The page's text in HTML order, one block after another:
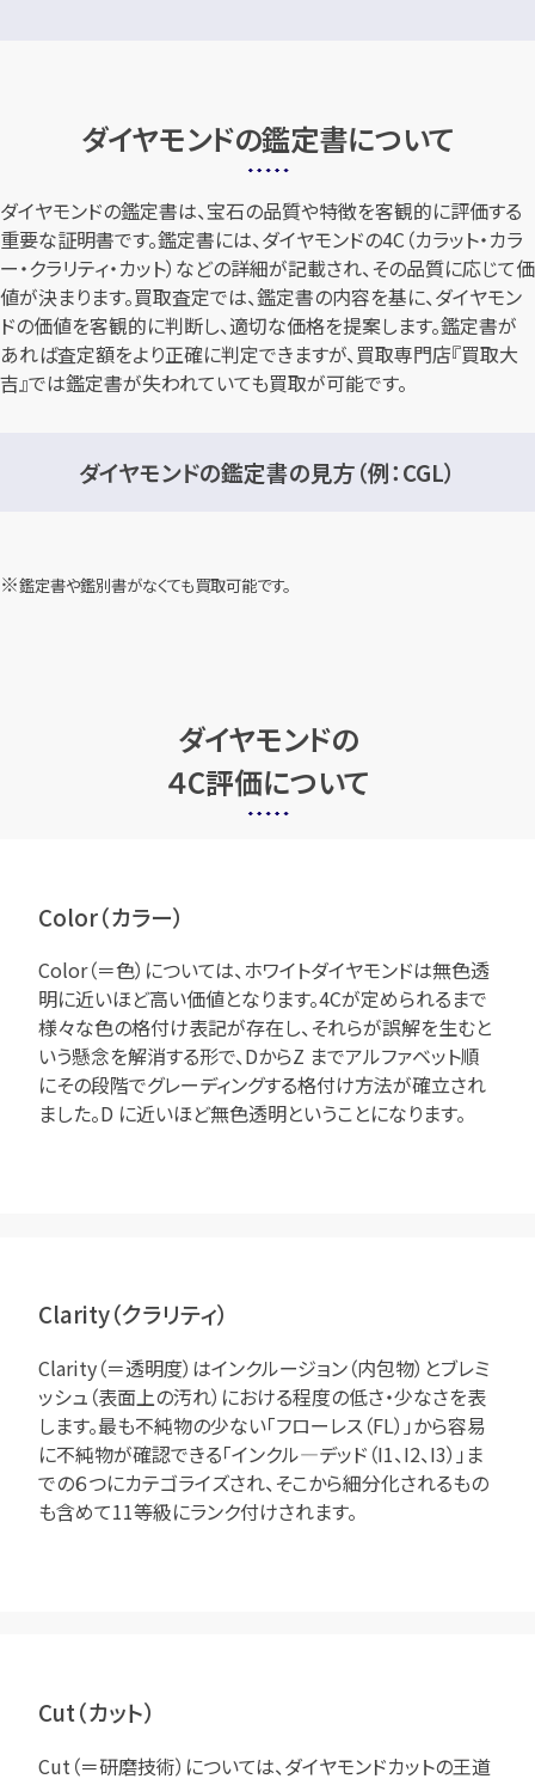
ダイヤモンドの鑑定書について
ダイヤモンドの鑑定書は、宝石の品質や特徴を客観的に評価する
重要な証明書です。鑑定書には、ダイヤモンドの4C（カラット・カラ
ー・クラリティ・カット）などの詳細が記載され、その品質に応じて価
値が決まります。買取査定では、鑑定書の内容を基に、ダイヤモン
ドの価値を客観的に判断し、適切な価格を提案します。鑑定書が
あれば査定額をより正確に判定できますが、買取専門店『買取大
吉』では鑑定書が失われていても買取が可能です。
ダイヤモンドの鑑定書の見方（例：CGL）
鑑定書や鑑別書がなくても買取可能です。
ダイヤモンドの
４C評価について
Color（カラー）
Color（＝色）については、ホワイトダイヤモンドは無色透
明に近いほど高い価値となります。4Cが定められるまで
様々な色の格付け表記が存在し、それらが誤解を生むと
いう懸念を解消する形で、DからZ までアルファベット順
にその段階でグレーディングする格付け方法が確立され
ました。D に近いほど無色透明ということになります。
Clarity（クラリティ）
Clarity（＝透明度）はインクルージョン（内包物）とブレミ
ッシュ（表面上の汚れ）における程度の低さ・少なさを表
します。最も不純物の少ない「フローレス（FL）」から容易
に不純物が確認できる「インクル―デッド（I1、I2、I3）」ま
での６つにカテゴライズされ、そこから細分化されるもの
も含めて11等級にランク付けされます。
Cut（カット）
Cut（＝研磨技術）については、ダイヤモンドカットの王道